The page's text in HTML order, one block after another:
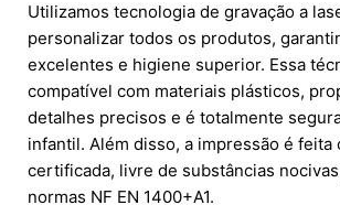
Utilizamos tecnologia de gravação a
personalizar todos os produtos,
excelentes e higiene superior. Essa
compatível com materiais plásticos,
detalhes precisos e é totalmente
infantil. Além disso, a impressão é feita
certificada, livre de substâncias
normas NF EN 1400+A1.